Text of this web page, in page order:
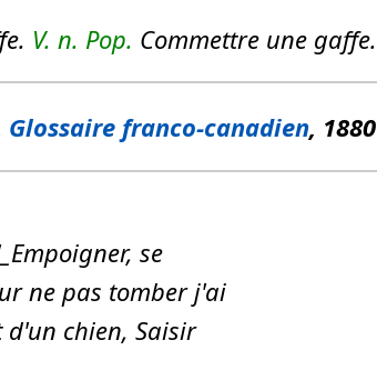
V. n. Pop. Commettre une gaffe.
Glossaire franco-canadien, 1880
se
ne pas tomber j'ai
d'un chien, Saisir